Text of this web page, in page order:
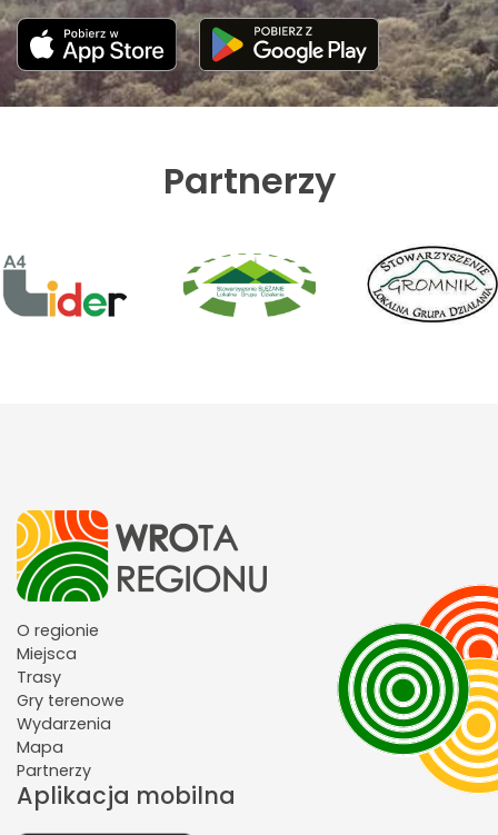
Partnerzy
O regionie
Miejsca
Trasy
Gry terenowe
Wydarzenia
Mapa
Partnerzy
Aplikacja mobilna